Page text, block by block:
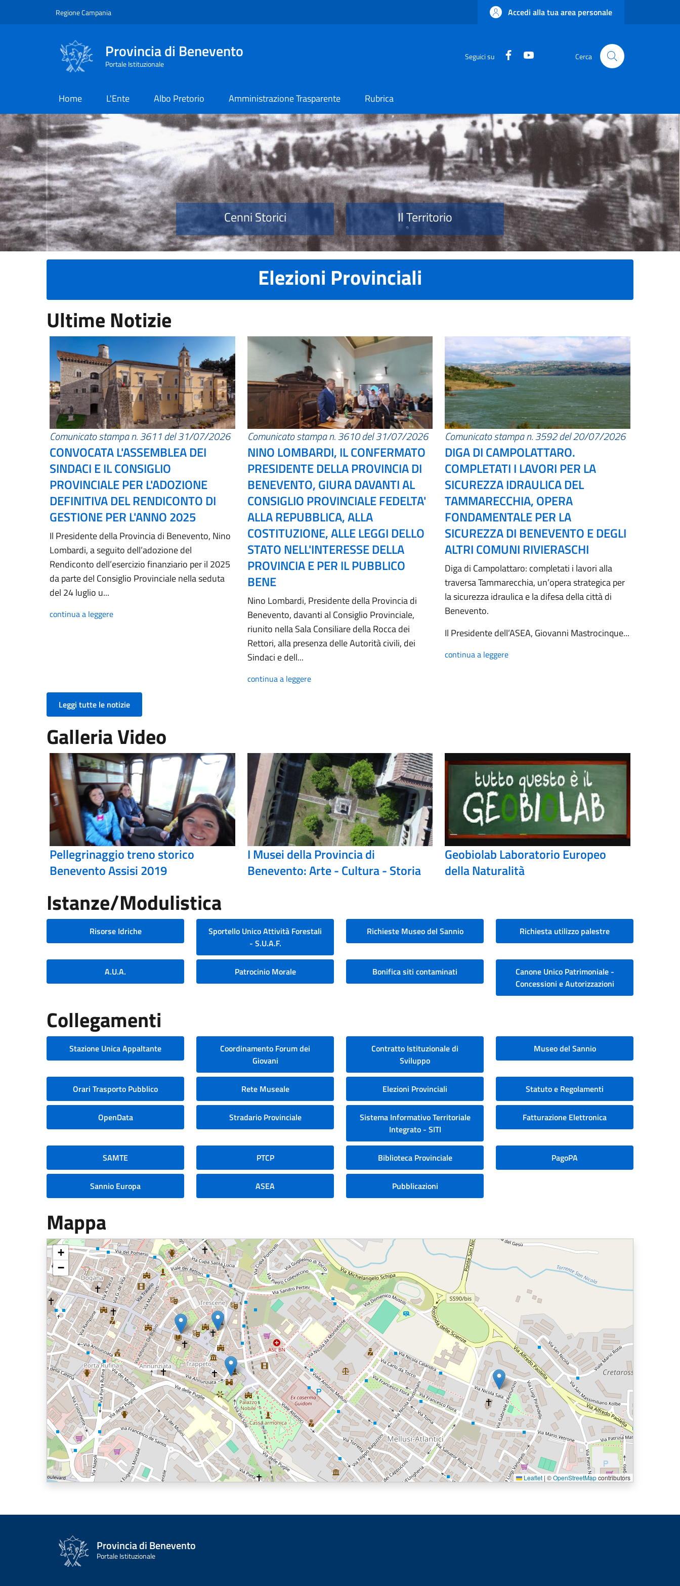
Regione Campania Accedi alla tua area personale
Provincia di Benevento
Portale Istituzionale
Seguici su Facebook Cerca
Home L'Ente Albo Pretorio Amministrazione Trasparente Rubrica
Provincia di Benevento
Cenni Storici Il Territorio
Elezioni Provinciali
Ultime Notizie
Comunicato stampa n. 3611 del 31/07/2026
CONVOCATA L'ASSEMBLEA DEI
SINDACI E IL CONSIGLIO
PROVINCIALE PER L'ADOZIONE
DEFINITIVA DEL RENDICONTO DI
GESTIONE PER L'ANNO 2025
Il Presidente della Provincia di Benevento, Nino
Lombardi, a seguito dell’adozione del
Rendiconto dell’esercizio finanziario per il 2025
da parte del Consiglio Provinciale nella seduta
del 24 luglio u...
continua a leggere
Comunicato stampa n. 3610 del 31/07/2026
NINO LOMBARDI, IL CONFERMATO
PRESIDENTE DELLA PROVINCIA DI
BENEVENTO, GIURA DAVANTI AL
CONSIGLIO PROVINCIALE FEDELTA'
ALLA REPUBBLICA, ALLA
COSTITUZIONE, ALLE LEGGI DELLO
STATO NELL'INTERESSE DELLA
PROVINCIA E PER IL PUBBLICO
BENE
Nino Lombardi, Presidente della Provincia di
Benevento, davanti al Consiglio Provinciale,
riunito nella Sala Consiliare della Rocca dei
Rettori, alla presenza delle Autorità civili, dei
Sindaci e dell...
continua a leggere
Comunicato stampa n. 3592 del 20/07/2026
DIGA DI CAMPOLATTARO.
COMPLETATI I LAVORI PER LA
SICUREZZA IDRAULICA DEL
TAMMARECCHIA, OPERA
FONDAMENTALE PER LA
SICUREZZA DI BENEVENTO E DEGLI
ALTRI COMUNI RIVIERASCHI
Diga di Campolattaro: completati i lavori alla
traversa Tammarecchia, un’opera strategica per
la sicurezza idraulica e la difesa della città di
Benevento.
Il Presidente dell’ASEA, Giovanni Mastrocinque...
continua a leggere
Leggi tutte le notizie
Galleria Video
Pellegrinaggio treno storico
Benevento Assisi 2019
I Musei della Provincia di
Benevento: Arte - Cultura - Storia
Geobiolab Laboratorio Europeo
della Naturalità
Istanze/Modulistica
Risorse Idriche
Sportello Unico Attività Forestali
- S.U.A.F.
Richieste Museo del Sannio Richiesta utilizzo palestre
A.U.A. Patrocinio Morale Bonifica siti contaminati
Canone Unico Patrimoniale -
Concessioni e Autorizzazioni
Collegamenti
Stazione Unica Appaltante
Coordinamento Forum dei
Giovani
Contratto Istituzionale di
Sviluppo
Museo del Sannio
Orari Trasporto Pubblico Rete Museale Elezioni Provinciali Statuto e Regolamenti
OpenData Stradario Provinciale
Sistema Informativo Territoriale
Integrato - SITI
Fatturazione Elettronica
SAMTE PTCP Biblioteca Provinciale PagoPA
Sannio Europa ASEA Pubblicazioni
Mappa
+
−
Leaflet | ©OpenStreetMapcontributors
Provincia di Benevento
Portale Istituzionale